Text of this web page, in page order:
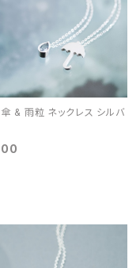
& 雨粒 ネックレス シルバ